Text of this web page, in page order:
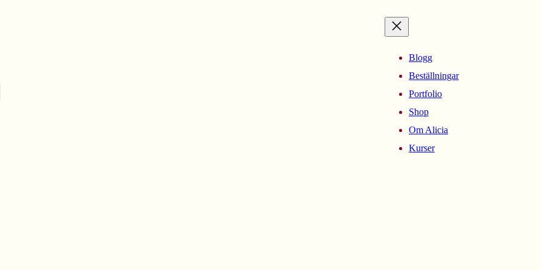
Blogg
Beställningar
Portfolio
Shop
Om Alicia
Kurser